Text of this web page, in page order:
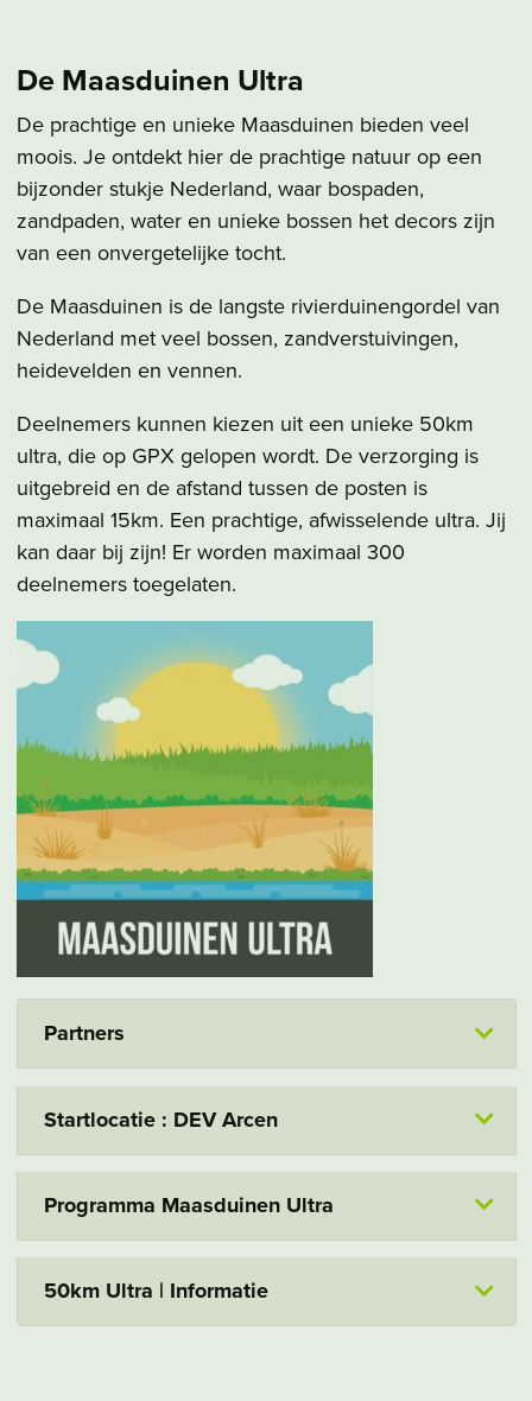
De Maasduinen Ultra
De prachtige en unieke Maasduinen bieden veel
moois. Je ontdekt hier de prachtige natuur op een
bijzonder stukje Nederland, waar bospaden,
zandpaden, water en unieke bossen het decors zijn
van een onvergetelijke tocht.
De Maasduinen is de langste rivierduinengordel van
Nederland met veel bossen, zandverstuivingen,
heidevelden en vennen.
Deelnemers kunnen kiezen uit een unieke 50km
ultra, die op GPX gelopen wordt. De verzorging is
uitgebreid en de afstand tussen de posten is
maximaal 15km. Een prachtige, afwisselende ultra. Jij
kan daar bij zijn! Er worden maximaal 300
deelnemers toegelaten.
Partners
Startlocatie : DEV Arcen
Programma Maasduinen Ultra
50km Ultra | Informatie